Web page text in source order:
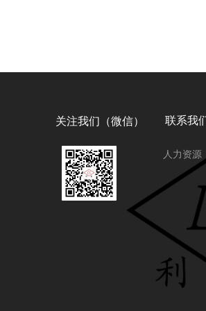
关注我们（微信） 联系我
人力资源